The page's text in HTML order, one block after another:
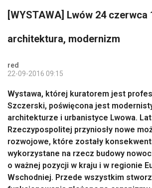
[WYSTAWA] Lwów 24 czerwca
architektura, modernizm
red
22-09-2016 09:15
Wystawa, której kuratorem jest
Szczerski, poświęcona jest
architekturze i urbanistyce Lwowa.
Rzeczypospolitej przyniosły nowe
rozwojowe, które zostały
wykorzystane na rzecz budowy
o ważnej pozycji w kraju i w regionie
Wschodniej. Przede wszystkim